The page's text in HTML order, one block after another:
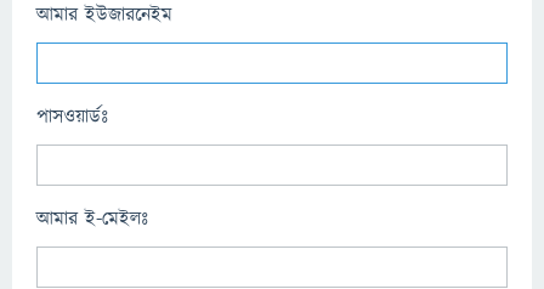
আমার ইউজারনেইম
পাসওয়ার্ডঃ
আমার ই-মেইলঃ